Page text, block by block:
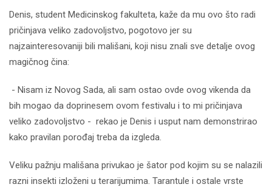
Denis, student Medicinskog fakulteta, kaže da mu ovo što radi
pričinjava veliko zadovoljstvo, pogotovo jer su
najzainteresovaniji bili mališani, koji nisu znali sve detalje ovog
magičnog čina:
- Nisam iz Novog Sada, ali sam ostao ovde ovog vikenda da
bih mogao da doprinesem ovom festivalu i to mi pričinjava
veliko zadovoljstvo - rekao je Denis i usput nam demonstrirao
kako pravilan porođaj treba da izgleda.
Veliku pažnju mališana privukao je šator pod kojim su se nalazili
razni insekti izloženi u terarijumima. Tarantule i ostale vrste